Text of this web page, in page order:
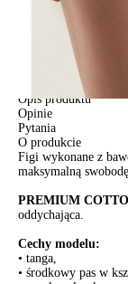
darmowa od
czas dostawy: 1-2 dni
Paczkomaty InPost
czas dostawy: 1-2 dni
Odbiór osobisty
pn.- czw. 8:00 -
Opis produktu
Opinie
Pytania
O produkcie
Figi wykonane z
maksymalną
PREMIUM
oddychająca.
Cechy modelu:
• tanga,
• środkowy pas w